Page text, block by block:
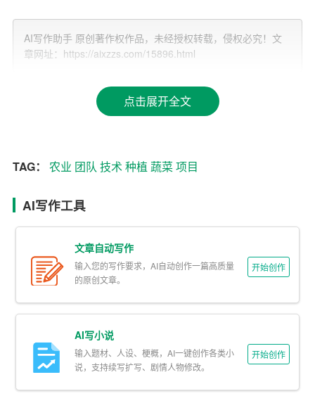
通过科学管理和先进技术的应用，打造一个集种植、养
殖、加工、销售于一体的现代化蔬菜基地，满足本地及周
教育背景：农业科技大学毕业，主修园艺专业
工作经验：曾在多家大型农业企业担任技术总监，拥有丰
1. 技术总监：李明，农业技术推广硕士，擅长蔬菜种植技
术和病虫害防治。
2. 市场总监：王丽，市场营销专业毕业，具备丰富的市场
推广和销售经验。
AI写作助手 原创著作权作品，未经授权转载，侵权必究！文
章网址：https://aixzzs.com/15896.html
点击展开全文
TAG： 农业 团队 技术种植 蔬菜项目
AI写作工具
文章自动写作
输入您的写作要求，AI自动创作一篇高质量
的原创文章。
开始创作
AI写小说
输入题材、人设、梗概，AI一键创作各类小
说，支持续写扩写、剧情人物修改。
开始创作